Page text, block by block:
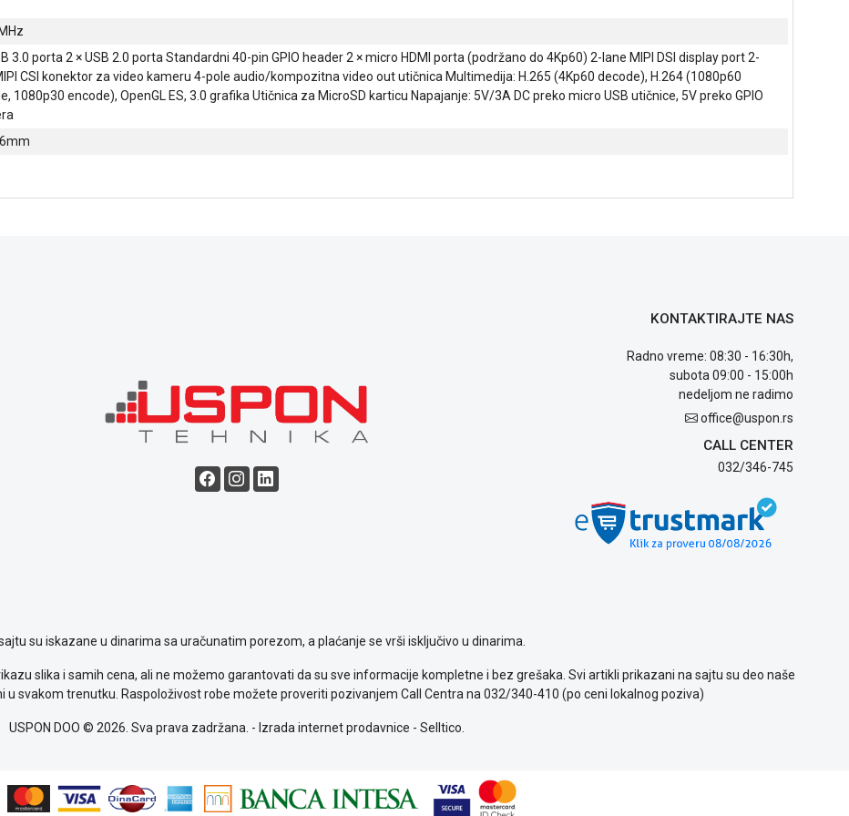
3.0 porta 2 × USB 2.0 porta Standardni 40-pin GPIO header 2 × micro HDMI porta (podržano do 4Kp60) 2-lane MIPI DSI display port 2-
CSI konektor za video kameru 4-pole audio/kompozitna video out utičnica Multimedija: H.265 (4Kp60 decode), H.264 (1080p60
1080p30 encode), OpenGL ES, 3.0 grafika Utičnica za MicroSD karticu Napajanje: 5V/3A DC preko micro USB utičnice, 5V preko GPIO
KONTAKTIRAJTE NAS
Radno vreme: 08:30 - 16:30h,
subota 09:00 - 15:00h
nedeljom ne radimo
office@uspon.rs
CALL CENTER
032/346-745
su iskazane u dinarima sa uračunatim porezom, a plaćanje se vrši isključivo u dinarima.
slika i samih cena, ali ne možemo garantovati da su sve informacije kompletne i bez grešaka. Svi artikli prikazani na sajtu su deo naše
u svakom trenutku. Raspoloživost robe možete proveriti pozivanjem Call Centra na 032/340-410 (po ceni lokalnog poziva)
USPON DOO © 2026. Sva prava zadržana. - Izrada internet prodavnice - Selltico.